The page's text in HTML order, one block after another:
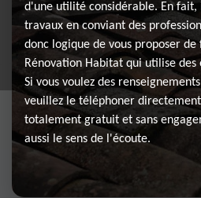
d'une utilité considérable. En
travaux en conviant des
donc logique de vous proposer
Rénovation Habitat qui utilise
Si vous voulez des
veuillez le téléphoner
totalement gratuit et sans
aussi le sens de l'écoute.